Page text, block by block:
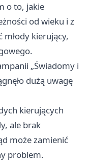
o to, jakie
od wieku i z
kierujący,
„Świadomy i
dużą uwagę
kierujących
ale brak
może zamienić
problem.